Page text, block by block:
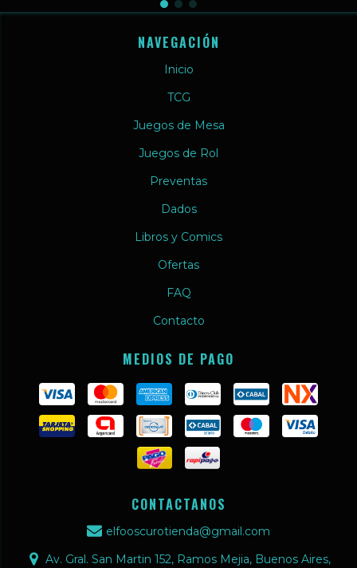
NAVEGACIÓN
Inicio
TCG
Juegos de Mesa
Juegos de Rol
Preventas
Dados
Libros y Comics
Ofertas
FAQ
Contacto
MEDIOS DE PAGO
CONTACTANOS
elfooscurotienda@gmail.com
Av. Gral. San Martin 152, Ramos Mejia, Buenos Aires,